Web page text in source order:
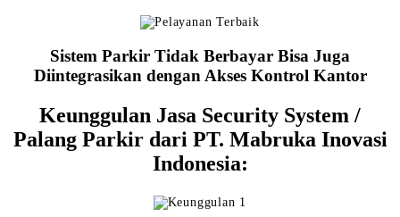
Sistem Parkir Tidak Berbayar Bisa Juga
Diintegrasikan dengan Akses Kontrol Kantor
Keunggulan Jasa Security System /
Palang Parkir dari PT. Mabruka Inovasi
Indonesia: